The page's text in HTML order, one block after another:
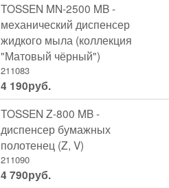
TOSSEN MN-2500 MB -
механический диспенсер
жидкого мыла (коллекция
"Матовый чёрный")
211083
4 190руб.
TOSSEN Z-800 MB -
диспенсер бумажных
полотенец (Z, V)
211090
4 790руб.